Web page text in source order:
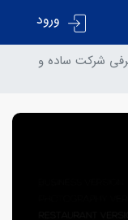
ورود
شرکت ساده و